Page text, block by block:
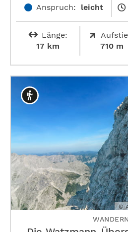
Anspruch: leicht
Länge:
17 km
710 m
©
WANDERN